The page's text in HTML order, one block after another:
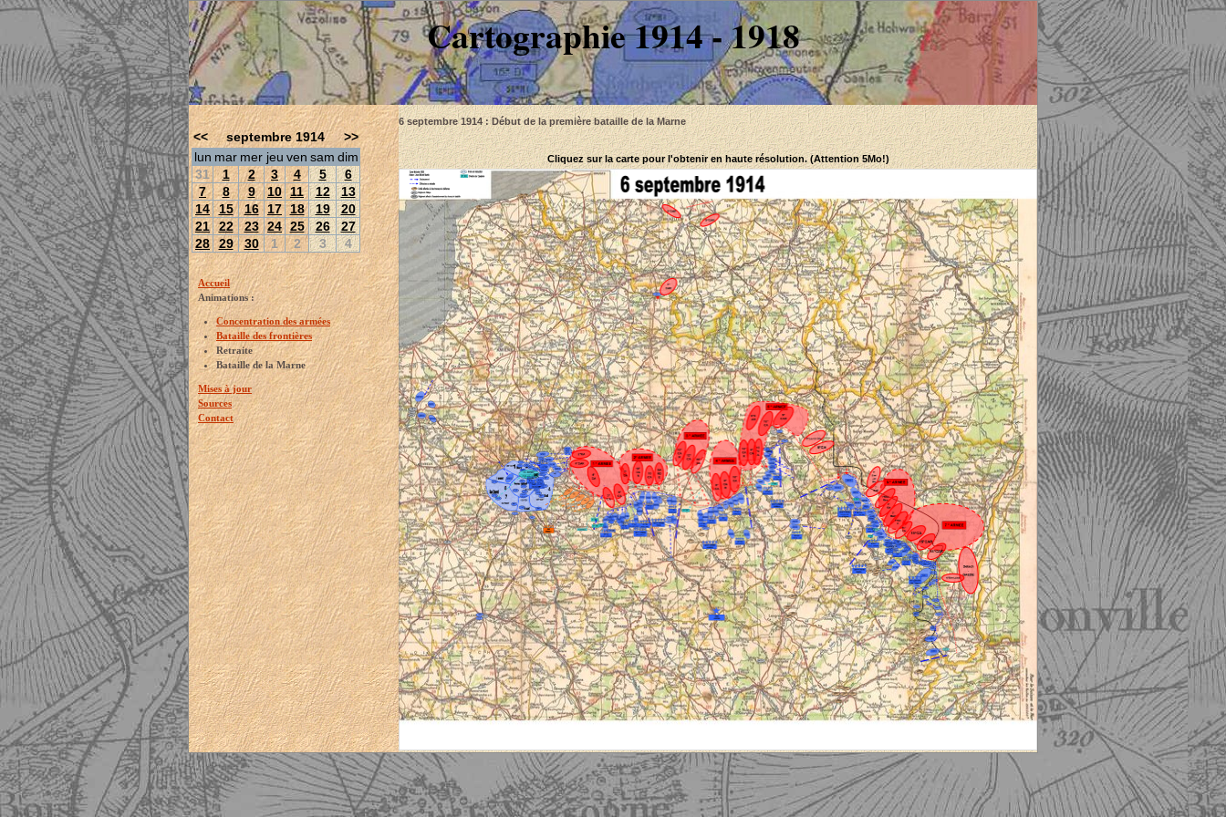
Cartographie 1914 - 1918
<< septembre 1914
>>
lun mar mer jeu ven sam dim
31
1 2 3 4 5
6
7
8 9 10 11 12
13
14 15 16 17 18 19
20
21 22 23 24 25 26
27
28 29 30 1 2 3 4
Accueil
Animations :
Concentration des armées
Bataille des frontières
Retraite
Bataille de la Marne
Mises à jour
Sources
Contact
6 septembre 1914 : Début de la première bataille de la Marne
Cliquez sur la carte pour l'obtenir en haute résolution. (Attention 5Mo!)